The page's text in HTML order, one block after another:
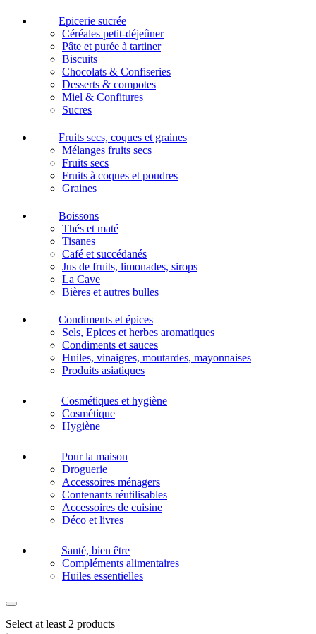
Epicerie sucrée
Céréales petit-déjeûner
Pâte et purée à tartiner
Biscuits
Chocolats & Confiseries
Desserts & compotes
Miel & Confitures
Sucres
Fruits secs, coques et graines
Mélanges fruits secs
Fruits secs
Fruits à coques et poudres
Graines
Boissons
Thés et maté
Tisanes
Café et succédanés
Jus de fruits, limonades, sirops
La Cave
Bières et autres bulles
Condiments et épices
Sels, Epices et herbes aromatiques
Condiments et sauces
Huiles, vinaigres, moutardes, mayonnaises
Produits asiatiques
Cosmétiques et hygiène
Cosmétique
Hygiène
Pour la maison
Droguerie
Accessoires ménagers
Contenants réutilisables
Accessoires de cuisine
Déco et livres
Santé, bien être
Compléments alimentaires
Huiles essentielles
Select at least 2 products